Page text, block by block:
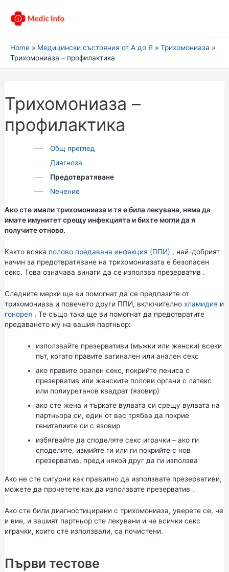
Home Медицински състояния от А до Я
Трихомониаза
Трихомониаза – профилактика
Трихомониаза –
профилактика
Общ преглед
Диагноза
Предотвратяване
Nечение
Ако сте имали трихомониаза и тя е била лекувана, няма да
имате имунитет срещу инфекцията и бихте могли да я
получите отново.
Както всяка полово предавана инфекция (ППИ) , най-добрият
начин за предотвратяване на трихомониазата е безопасен
секс. Това означава винаги да се използва презерватив .
Следните мерки ще ви помогнат да се предпазите от
трихомониаза и повечето други ППИ, включително хламидия и
гонорея . Те също така ще ви помогнат да предотвратите
предаването му на вашия партньор:
използвайте презервативи (мъжки или женски) всеки
път, когато правите вагинален или анален секс
ако правите орален секс, покрийте пениса с
презерватив или женските полови органи с латекс
или полиуретанов квадрат (язовир)
ако сте жена и търкате вулвата си срещу вулвата на
партньора си, един от вас трябва да покрие
гениталиите си с язовир
избягвайте да споделяте секс играчки – ако ги
споделите, измийте ги или ги покрийте с нов
презерватив, преди някой друг да ги използва
Ако не сте сигурни как правилно да използвате презервативи,
можете да прочетете как да използвате презерватив .
Ако сте били диагностицирани с трихомониаза, уверете се, че
и вие, и вашият партньор сте лекувани и че всички секс
играчки, които сте използвали, са почистени.
Първи тестове